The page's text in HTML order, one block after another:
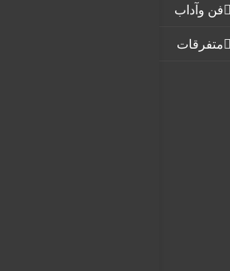
فن وآداب
متفرقات
حزبية
دوليين
الى نيالا